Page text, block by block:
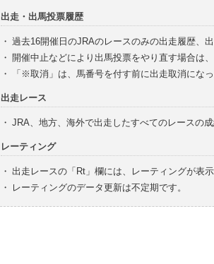
出走・出馬投票履歴
・ 過去16開催日のJRAのレースのみの出走履歴、
・ 開催中止などにより出馬投票をやり直す場合は
・
「※取消」は、馬番号を付す前に出走取消にな
出走レース
・ JRA、地方、海外で出走したすべてのレースの
レーティング
・ 出走レースの「Rt」欄には、レーティングが表
・
レーティングのデータ更新は不定期です。